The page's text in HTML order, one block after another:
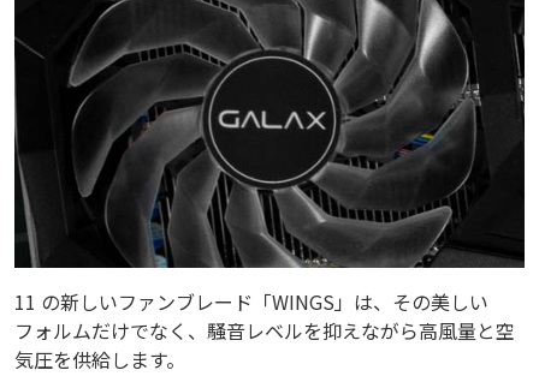
11 の新しいファンブレード「WINGS」は、その美しい
フォルムだけでなく、騒音レベルを抑えながら高風量と空
気圧を供給します。